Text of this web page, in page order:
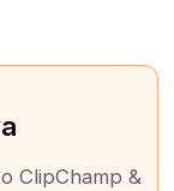
ClipChamp &